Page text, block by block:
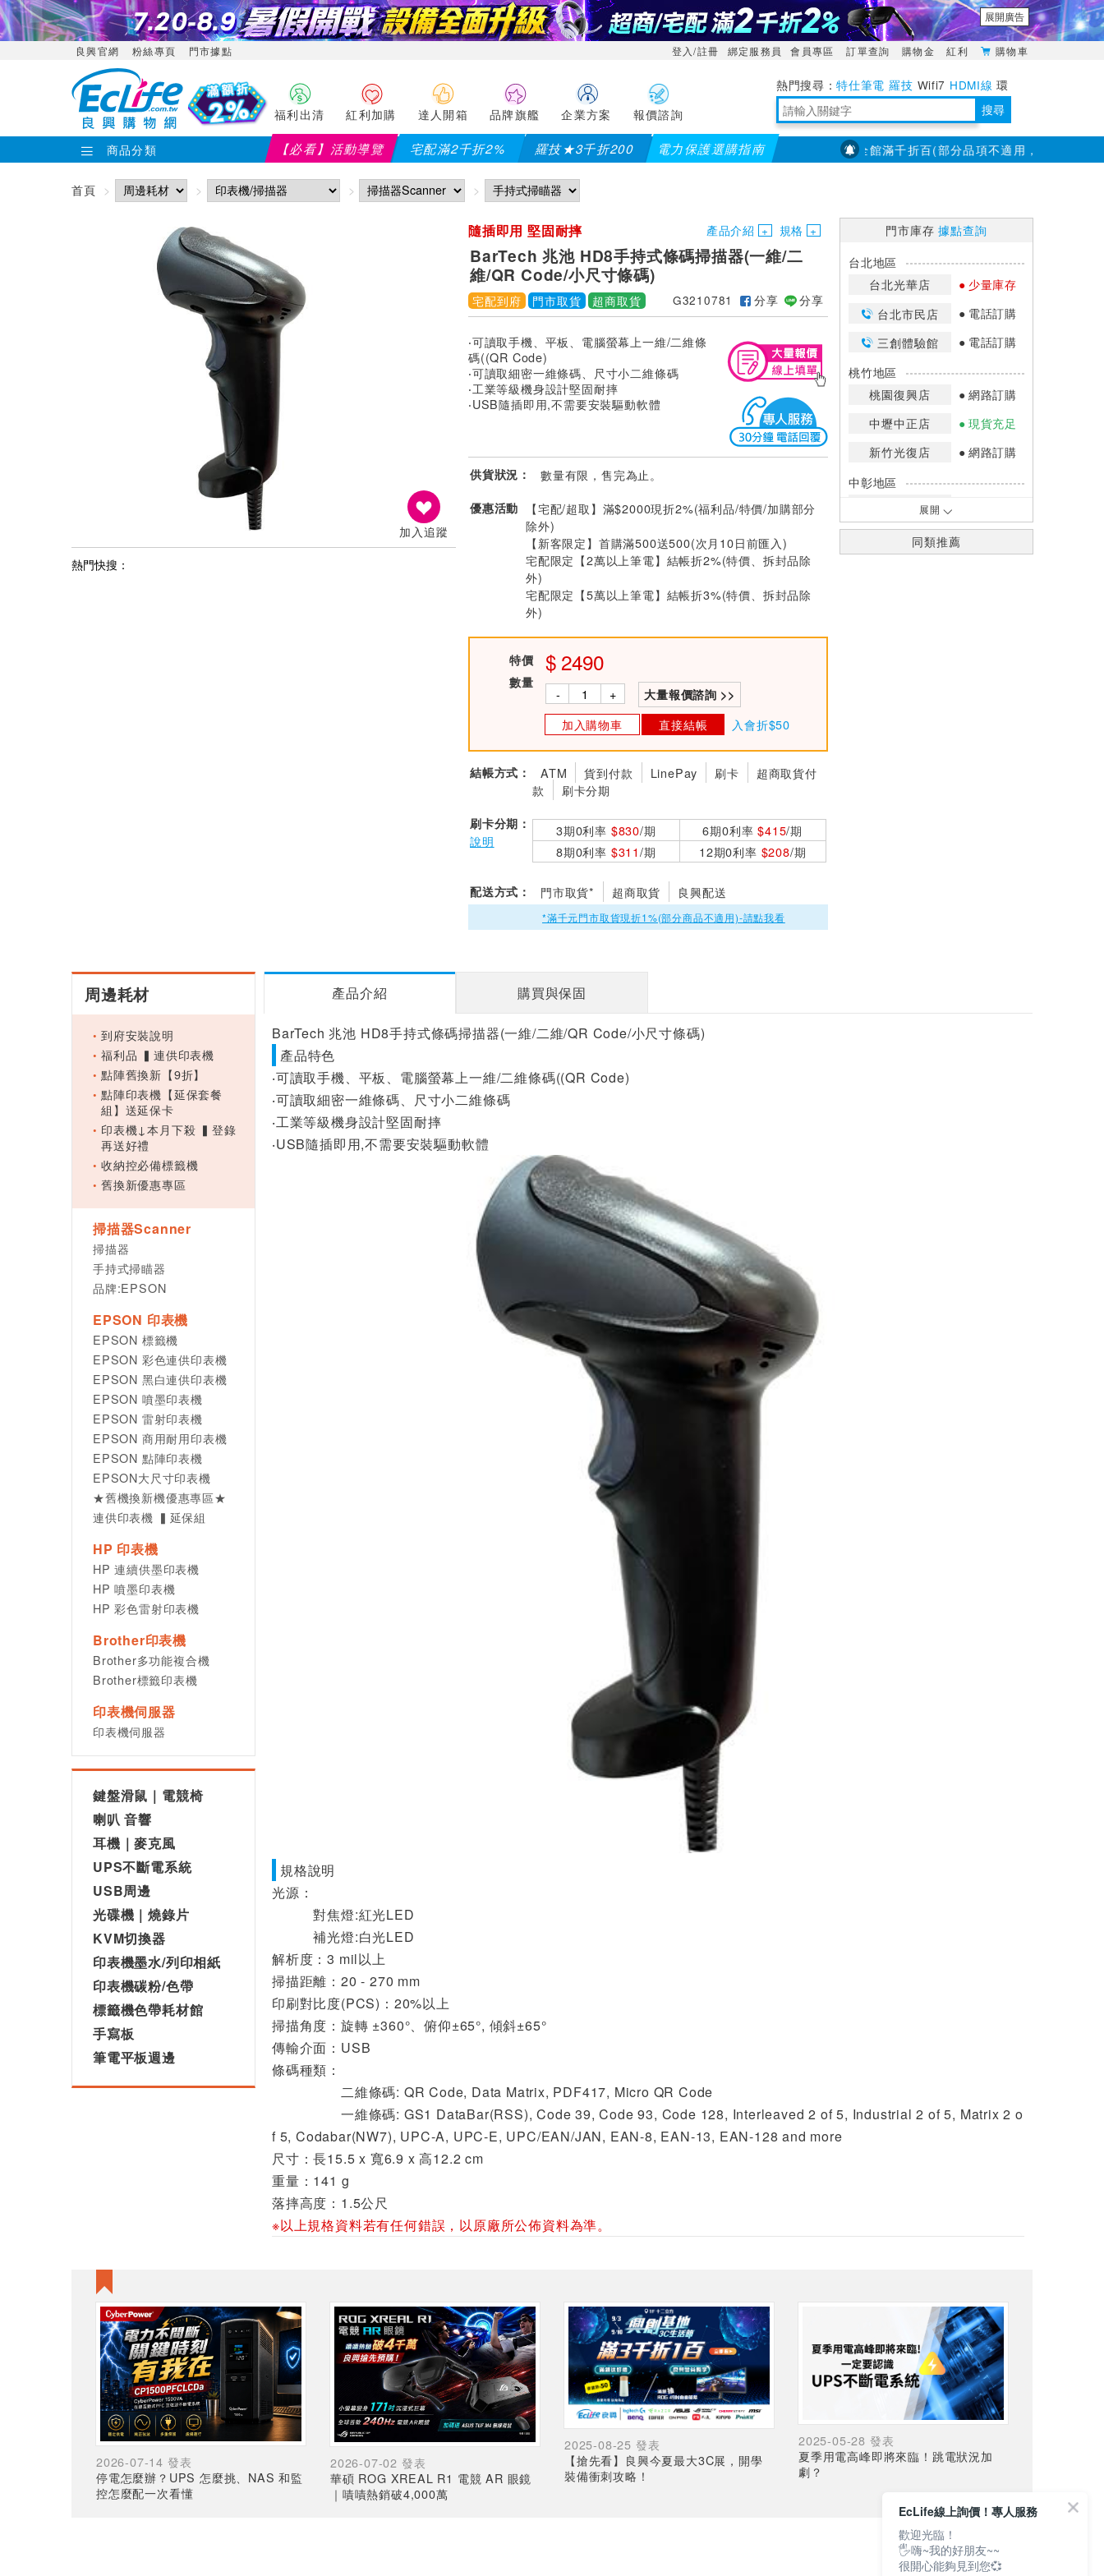
展開廣告
良興官網 粉絲專頁 門市據點 登入/註冊 綁定服務員 會員專區 訂單查詢 購物金 紅利 購物車
福利出清 紅利加購 達人開箱 品牌旗艦 企業方案 報價諮詢
特仕筆電 羅技 Wifi7 HDMI線 環
境量測 明緯POWER 搜尋
商品分類 【必看】活動導覽 宅配滿2千折2% 羅技★3千折200 電力保護選購指南【PX大通】全館滿千折百(部分品項不適用，滿2千折200...)
首頁
加入追蹤
熱門快搜：
隨插即用 堅固耐摔 產品介紹 規格
BarTech 兆池 HD8手持式條碼掃描器(一維/二
維/QR Code/小尺寸條碼)
宅配到府 門市取貨 超商取貨 G3210781 分享 分享
‧可讀取手機、平板、電腦螢幕上一維/二維條
碼((QR Code)
‧可讀取細密一維條碼、尺寸小二維條碼
‧工業等級機身設計堅固耐摔
‧USB隨插即用,不需要安裝驅動軟體
供貨狀況： 數量有限，售完為止。
優惠活動
【宅配/超取】滿$2000現折2%(福利品/特價/加購部分
除外)
【新客限定】首購滿500送500(次月10日前匯入)
宅配限定【2萬以上筆電】結帳折2%(特價、拆封品除
外)
宅配限定【5萬以上筆電】結帳折3%(特價、拆封品除
外)
特價 2490
數量
- + 大量報價諮詢 >>
加入購物車 直接結帳 入會折$50
結帳方式： ATM 貨到付款 LinePay 刷卡
超商取貨付
款
刷卡分期
刷卡分期：
說明
3期0利率 $830/期 6期0利率$415/期
8期0利率 $311/期 12期0利率 $208/期
配送方式： 門市取貨* 超商取貨 良興配送
*滿千元門市取貨現折1%(部分商品不適用)-請點我看
門市庫存據點查詢
台北地區
台北光華店
少量庫存
台北市民店
電話訂購
三創體驗館
電話訂購
桃竹地區
桃園復興店
網路訂購
中壢中正店
現貨充足
新竹光復店
網路訂購
中彰地區
台中英才店
嘉南地區
高雄中華店
網路訂購
展開
同類推薦
周邊耗材
到府安裝說明
福利品 ▍連供印表機
點陣舊換新【9折】
點陣印表機【延保套餐
組】送延保卡
印表機↓本月下殺 ▍登錄
再送好禮
收納控必備標籤機
舊換新優惠專區
掃描器Scanner
掃描器
手持式掃瞄器
品牌:EPSON
EPSON 印表機
EPSON 標籤機
EPSON 彩色連供印表機
EPSON 黑白連供印表機
EPSON 噴墨印表機
EPSON 雷射印表機
EPSON 商用耐用印表機
EPSON 點陣印表機
EPSON大尺寸印表機
★舊機換新機優惠專區★
連供印表機 ▍延保組
HP 印表機
HP 連續供墨印表機
HP 噴墨印表機
HP 彩色雷射印表機
Brother印表機
Brother多功能複合機
Brother標籤印表機
印表機伺服器
印表機伺服器
鍵盤滑鼠｜電競椅
喇叭 音響
耳機｜麥克風
UPS不斷電系統
USB周邊
光碟機｜燒錄片
KVM切換器
印表機墨水/列印相紙
印表機碳粉/色帶
標籤機色帶耗材館
手寫板
筆電平板週邊
產品介紹 購買與保固
BarTech 兆池 HD8手持式條碼掃描器(一維/二維/QR Code/小尺寸條碼)
產品特色
‧可讀取手機、平板、電腦螢幕上一維/二維條碼((QR Code)
‧可讀取細密一維條碼、尺寸小二維條碼
‧工業等級機身設計堅固耐摔
‧USB隨插即用,不需要安裝驅動軟體
規格說明
光源：
對焦燈:紅光LED
補光燈:白光LED
解析度：3 mil以上
掃描距離：20 - 270 mm
印刷對比度(PCS)：20%以上
掃描角度：旋轉 ±360°、俯仰±65°, 傾斜±65°
傳輸介面：USB
條碼種類：
二維條碼: QR Code, Data Matrix, PDF417, Micro QR Code
一維條碼: GS1 DataBar(RSS), Code 39, Code 93, Code 128, Interleaved 2 of 5, Industrial 2 of 5, Matrix 2 o
f 5, Codabar(NW7), UPC-A, UPC-E, UPC/EAN/JAN, EAN-8, EAN-13, EAN-128 and more
尺寸：長15.5 x 寬6.9 x 高12.2 cm
重量：141 g
落摔高度：1.5公尺
※以上規格資料若有任何錯誤，以原廠所公佈資料為準。
2026-07-14 發表
停電怎麼辦？UPS 怎麼挑、NAS 和監
控怎麼配一次看懂
2026-07-02 發表
華碩 ROG XREAL R1 電競 AR 眼鏡
｜嘖嘖熱銷破4,000萬
2025-08-25 發表
【搶先看】良興今夏最大3C展，開學
裝備衝刺攻略！
2025-05-28 發表
夏季用電高峰即將來臨！跳電狀況加
劇？
EcLife線上詢價！專人服務
歡迎光臨！
🖐嗨~我的好朋友~~
很開心能夠見到您💞